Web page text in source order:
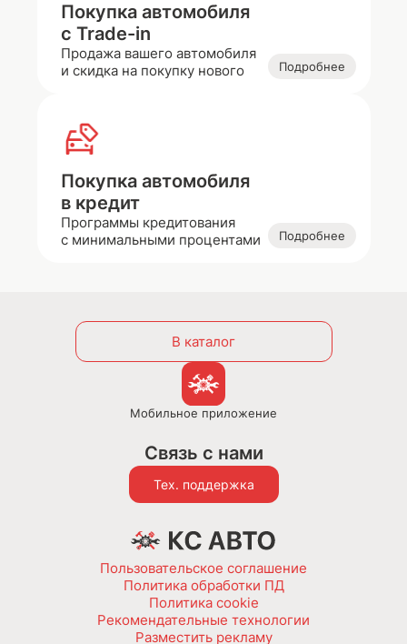
Покупка автомобиля
с Trade-in
Продажа вашего автомобиля
и скидка на покупку нового
Подробнее
Покупка автомобиля
в кредит
Программы кредитования
с минимальными процентами
Подробнее
Пользовательское соглашение
Политика обработки ПД
Политика cookie
Рекомендательные технологии
Разместить рекламу
В каталог
Мобильное приложение
Связь с нами
Тех. поддержка